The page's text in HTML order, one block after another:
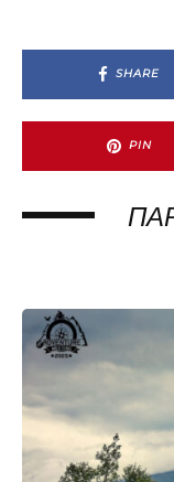
SHARE
PIN